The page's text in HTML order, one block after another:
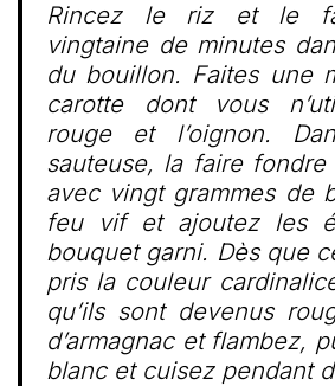
Rincez le riz et le
vingtaine de minutes
du bouillon. Faites une
carotte dont vous
rouge et l’oignon.
sauteuse, la faire
avec vingt grammes de
feu vif et ajoutez les
bouquet garni. Dès que
pris la couleur
qu’ils sont devenus
d’armagnac et flambez,
blanc et cuisez pendant